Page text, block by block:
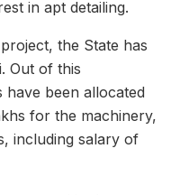
in apt detailing.
the State has
Out of this
have been allocated
for the machinery,
including salary of